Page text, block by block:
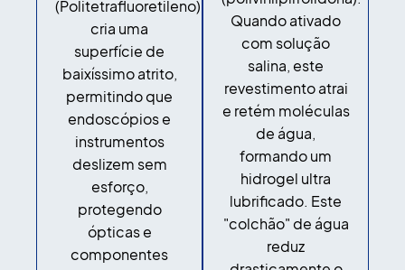
(Politetrafluoretileno)
cria uma
superfície de
baixíssimo atrito,
permitindo que
endoscópios e
instrumentos
deslizem sem
esforço,
protegendo
ópticas e
componentes
Quando ativado
com solução
salina, este
revestimento atrai
e retém moléculas
de água,
formando um
hidrogel ultra
lubrificado. Este
"colchão" de água
reduz